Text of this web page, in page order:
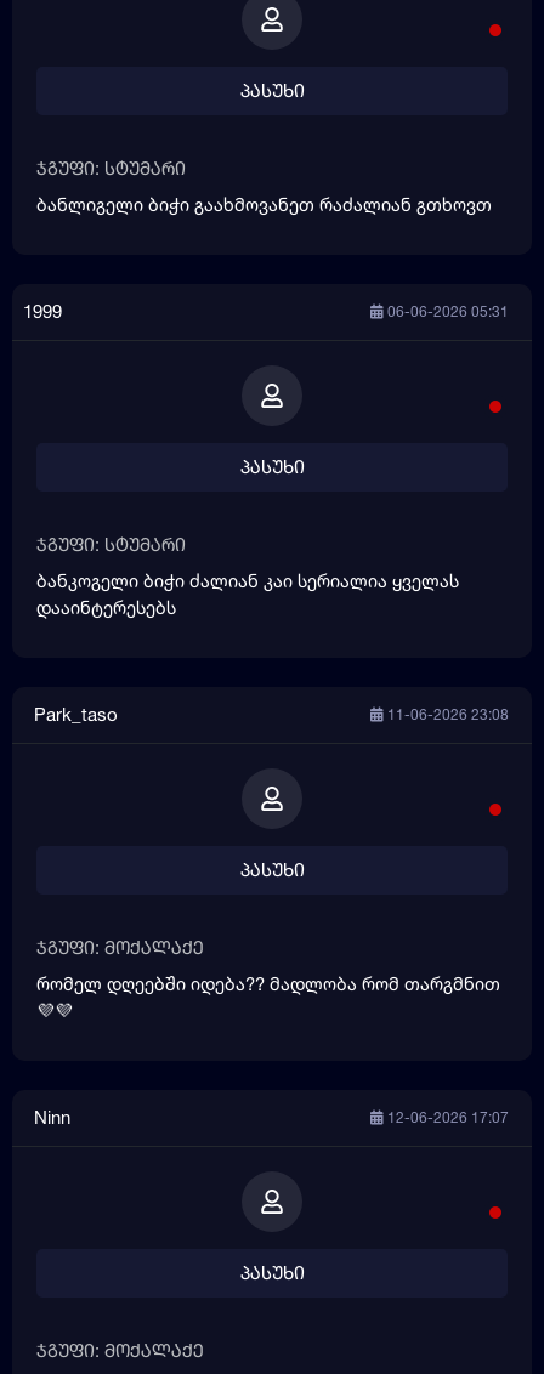
პასუხი
ჯგუფი: სტუმარი
ბანლიგელი ბიჭი გაახმოვანეთ რაძალიან გთხოვთ
1999 06-06-2026 05:31
პასუხი
ჯგუფი: სტუმარი
ბანკოგელი ბიჭი ძალიან კაი სერიალია ყველას
დააინტერესებს
Park_taso 11-06-2026 23:08
პასუხი
ჯგუფი: მოქალაქე
რომელ დღეებში იდება?? მადლობა რომ თარგმნით
💜💜
Ninn 12-06-2026 17:07
პასუხი
ჯგუფი: მოქალაქე